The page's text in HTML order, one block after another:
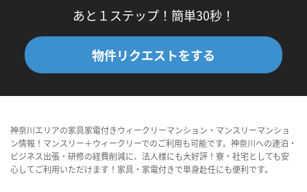
あと１ステップ！簡単30秒！
物件リクエストをする
神奈川エリアの家具家電付きウィークリーマンション・マンスリーマンショ
ン情報！マンスリー＋ウィークリーでのご利用も可能です。神奈川への連泊・
ビジネス出張・研修の経費削減に、法人様にも大好評！寮・社宅としても安
心してご利用いただけます！家具・家電付きで単身赴任にも便利です。